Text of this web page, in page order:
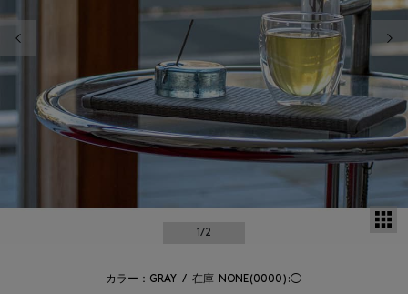
1/2
カラー：GRAY / 在庫 NONE(0000):◯